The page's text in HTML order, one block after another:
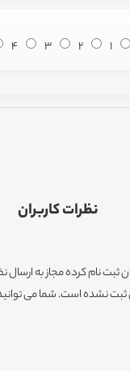
1
2
3
4
نظرات کاربران
ثبت نام کرده مجاز به
نشده است. شما می